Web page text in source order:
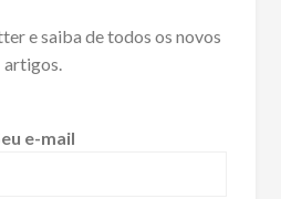
e saiba de todos os novos
artigos.
e-mail